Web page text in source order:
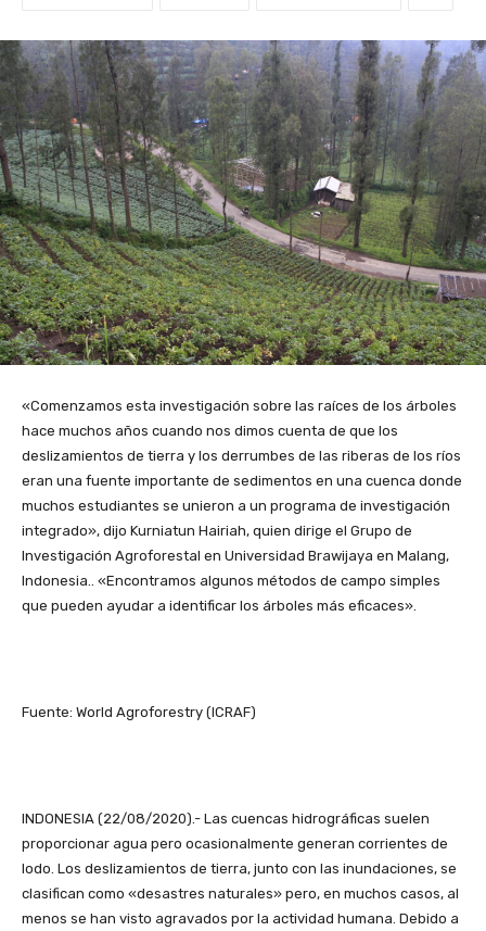
«Comenzamos esta investigación sobre las raíces de los árboles
hace muchos años cuando nos dimos cuenta de que los
deslizamientos de tierra y los derrumbes de las riberas de los ríos
eran una fuente importante de sedimentos en una cuenca donde
muchos estudiantes se unieron a un programa de investigación
integrado», dijo Kurniatun Hairiah, quien dirige el Grupo de
Investigación Agroforestal en Universidad Brawijaya en Malang,
Indonesia.. «Encontramos algunos métodos de campo simples
que pueden ayudar a identificar los árboles más eficaces».
Fuente: World Agroforestry (ICRAF)
INDONESIA (22/08/2020).- Las cuencas hidrográficas suelen
proporcionar agua pero ocasionalmente generan corrientes de
lodo. Los deslizamientos de tierra, junto con las inundaciones, se
clasifican como «desastres naturales» pero, en muchos casos, al
menos se han visto agravados por la actividad humana. Debido a